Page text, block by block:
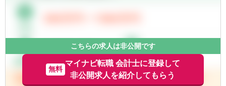
- 手を上げれば投資業務へもチャレンジ可能
- 投資先の取締役就任を通じて、経営に関与
することも可能
■スタートアップならではの裁量の大きさ
- 個人の裁量が大きい環境での業務が可能
※ご希望に応じて、投資業務とアドバイザリ
ー業務の両方に従事いただくこともできます
【投資業務】
■投資案件のソーシング、提案資料の作成、
こちらの求人は非公開です
無料
マイナビ転職 会計士に登録して
非公開求人を紹介してもらう